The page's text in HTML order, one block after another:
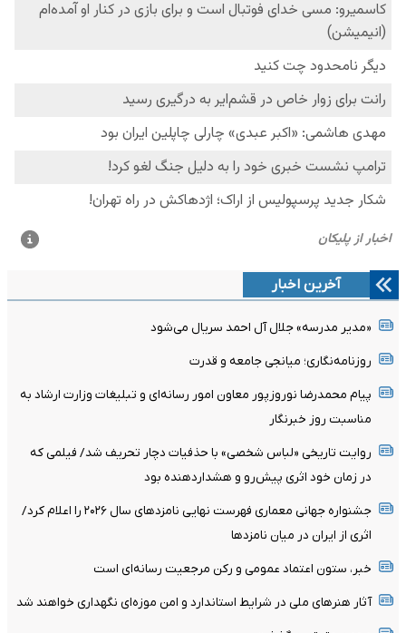
آخرین اخبار
«مدیر مدرسه» جلال آل احمد سریال می‌شود
روزنامه‌نگاری؛ میانجی جامعه و قدرت
پیام محمدرضا نوروزپور معاون امور رسانه‌ای و تبلیغات وزارت ارشاد به
مناسبت روز خبرنگار
روایت تاریخی «لباس شخصی» با حذفیات دچار تحریف شد/ فیلمی که
در زمان خود اثری پیش‌رو و هشداردهنده بود
جشنواره جهانی معماری فهرست نهایی نامزدهای سال ۲۰۲۶ را اعلام کرد/
اثری از ایران در میان نامزدها
خبر، ستون اعتماد عمومی و رکن مرجعیت رسانه‌ای است
آثار هنرهای ملی در شرایط استاندارد و امن موزه‌ای نگهداری خواهند شد